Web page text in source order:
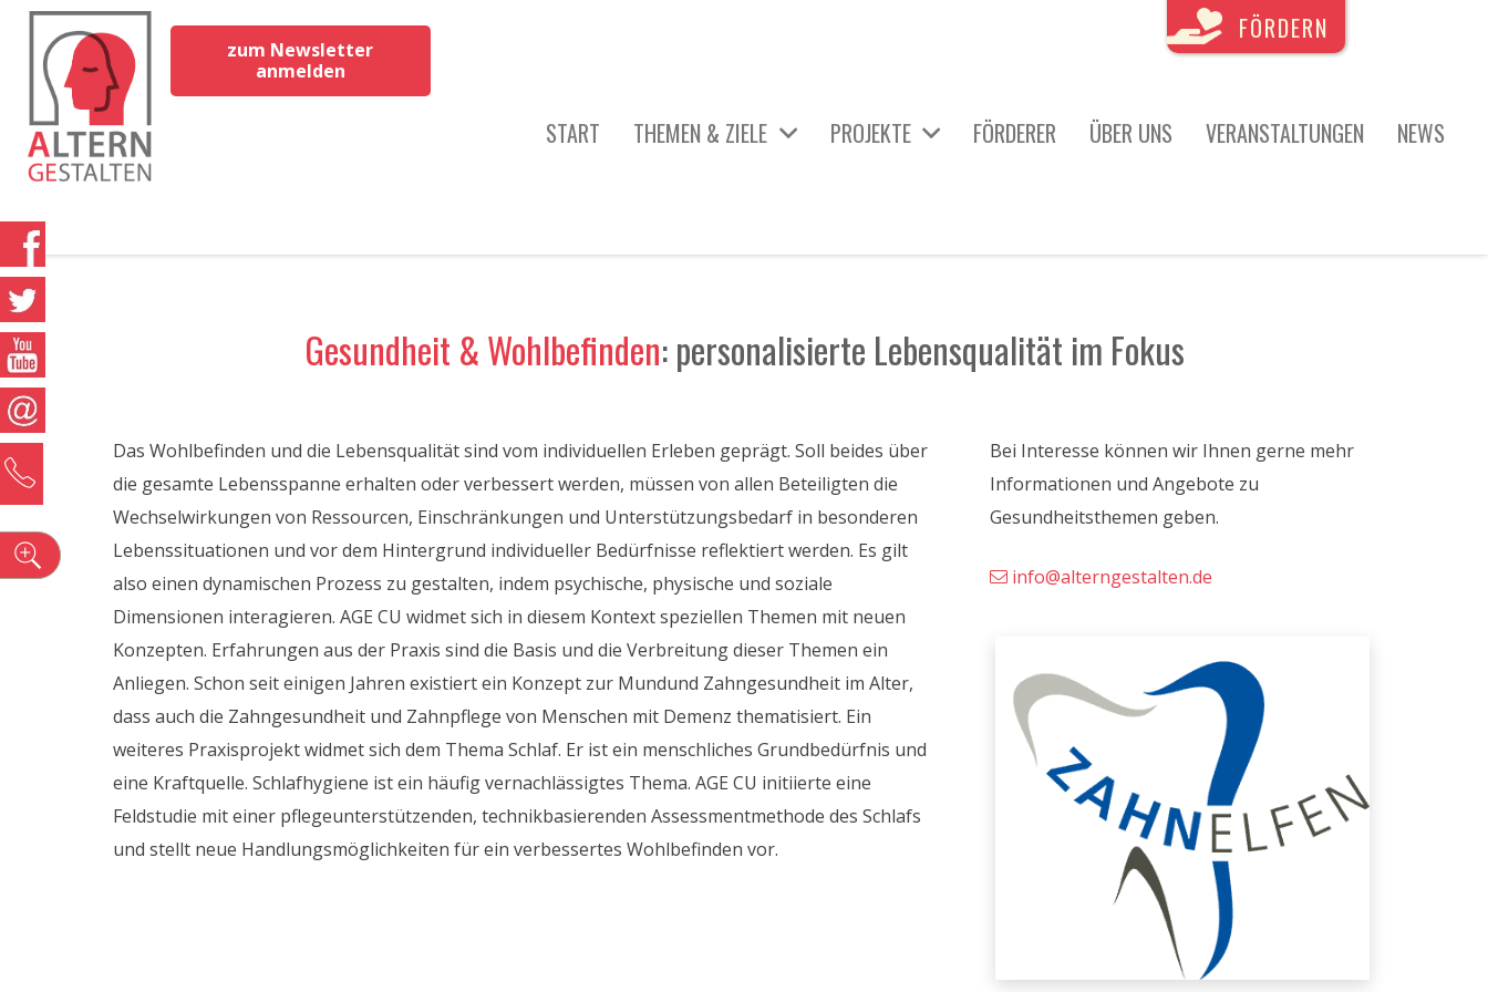
zum Newsletter
anmelden
START THEMEN & ZIELE PROJEKTE FÖRDERER ÜBER UNS VERANSTALTUNGEN NEWS
FÖRDERN
Gesundheit & Wohlbefinden: personalisierte Lebensqualität im Fokus
Das Wohlbefinden und die Lebensqualität sind vom individuellen Erleben geprägt. Soll beides über
die gesamte Lebensspanne erhalten oder verbessert werden, müssen von allen Beteiligten die
Wechselwirkungen von Ressourcen, Einschränkungen und Unterstützungsbedarf in besonderen
Lebenssituationen und vor dem Hintergrund individueller Bedürfnisse reflektiert werden. Es gilt
also einen dynamischen Prozess zu gestalten, indem psychische, physische und soziale
Dimensionen interagieren. AGE CU widmet sich in diesem Kontext speziellen Themen mit neuen
Konzepten. Erfahrungen aus der Praxis sind die Basis und die Verbreitung dieser Themen ein
Anliegen. Schon seit einigen Jahren existiert ein Konzept zur Mundund Zahngesundheit im Alter,
dass auch die Zahngesundheit und Zahnpflege von Menschen mit Demenz thematisiert. Ein
weiteres Praxisprojekt widmet sich dem Thema Schlaf. Er ist ein menschliches Grundbedürfnis und
eine Kraftquelle. Schlafhygiene ist ein häufig vernachlässigtes Thema. AGE CU initiierte eine
Feldstudie mit einer pflegeunterstützenden, technikbasierenden Assessmentmethode des Schlafs
und stellt neue Handlungsmöglichkeiten für ein verbessertes Wohlbefinden vor.
Bei Interesse können wir Ihnen gerne mehr
Informationen und Angebote zu
Gesundheitsthemen geben.
info@alterngestalten.de